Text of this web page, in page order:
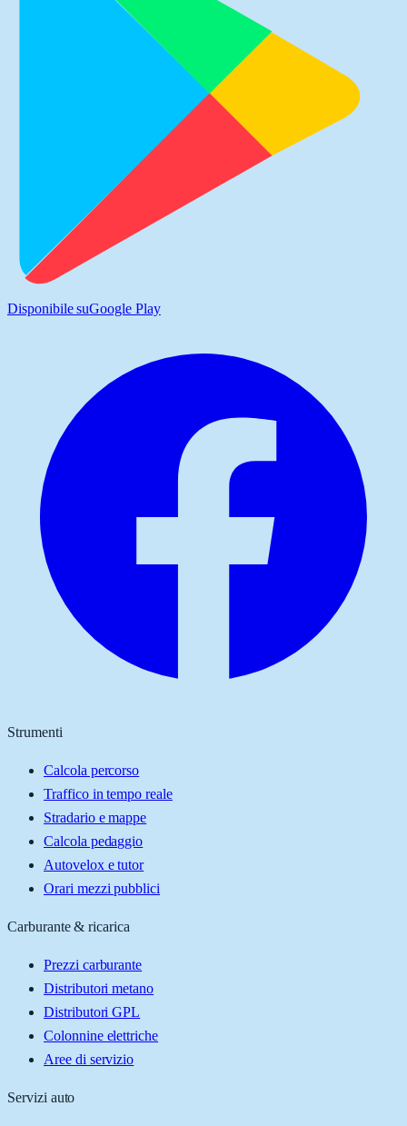
Disponibile suGoogle Play
Strumenti
Calcola percorso
Traffico in tempo reale
Stradario e mappe
Calcola pedaggio
Autovelox e tutor
Orari mezzi pubblici
Carburante & ricarica
Prezzi carburante
Distributori metano
Distributori GPL
Colonnine elettriche
Aree di servizio
Servizi auto